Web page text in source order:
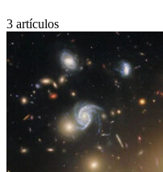
3 artículos